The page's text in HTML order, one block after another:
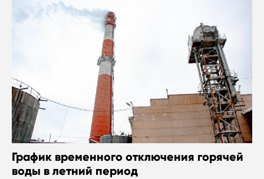
График временного отключения горячей
воды в летний период